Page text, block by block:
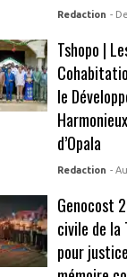
Redaction -
Tshopo |
le
d’Opala
Redaction -
Genocost
civile de la
pour